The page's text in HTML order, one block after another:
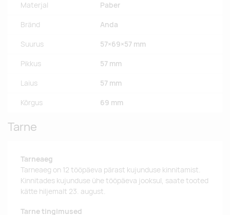
Materjal Paber
Bränd Anda
Suurus 57×69×57 mm
Pikkus 57 mm
Laius 57 mm
Kõrgus 69 mm
Tarne
Tarneaeg
Tarneaeg on 12 tööpäeva pärast kujunduse kinnitamist.
Kinnitades kujunduse ühe tööpäeva jooksul, saate tooted
kätte hiljemalt 23. august.
Tarne tingimused